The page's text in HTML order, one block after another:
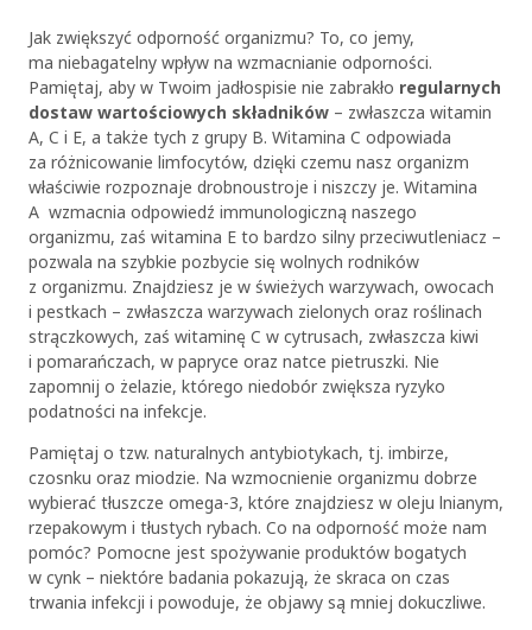
Jak zwiększyć odporność organizmu? To, co jemy,
ma niebagatelny wpływ na wzmacnianie odporności.
Pamiętaj, aby w Twoim jadłospisie nie zabrakło regularnych
dostaw wartościowych składników– zwłaszcza witamin
A, C i E, a także tych z grupy B. Witamina C odpowiada
za różnicowanie limfocytów, dzięki czemu nasz organizm
właściwie rozpoznaje drobnoustroje i niszczy je. Witamina
A wzmacnia odpowiedź immunologiczną naszego
organizmu, zaś witamina E to bardzo silny przeciwutleniacz –
pozwala na szybkie pozbycie się wolnych rodników
z organizmu. Znajdziesz je w świeżych warzywach, owocach
i pestkach – zwłaszcza warzywach zielonych oraz roślinach
strączkowych, zaś witaminę C w cytrusach, zwłaszcza kiwi
i pomarańczach, w papryce oraz natce pietruszki. Nie
zapomnij o żelazie, którego niedobór zwiększa ryzyko
podatności na infekcje.
Pamiętaj o tzw. naturalnych antybiotykach, tj. imbirze,
czosnku oraz miodzie. Na wzmocnienie organizmu dobrze
wybierać tłuszcze omega-3, które znajdziesz w oleju lnianym,
rzepakowym i tłustych rybach. Co na odporność może nam
pomóc? Pomocne jest spożywanie produktów bogatych
w cynk – niektóre badania pokazują, że skraca on czas
trwania infekcji i powoduje, że objawy są mniej dokuczliwe.